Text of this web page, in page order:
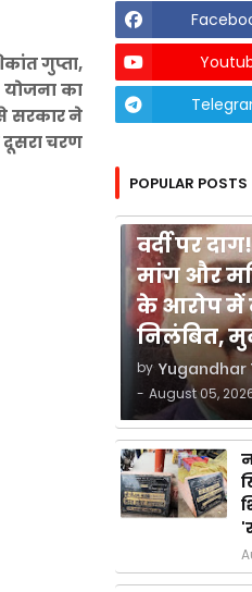
गुप्ता,
का
सरकार ने
चरण
POPULAR POSTS
वर्दी पर
मांग और
के आरोप में
निलंबित,
by Yugandhar
- August 05,